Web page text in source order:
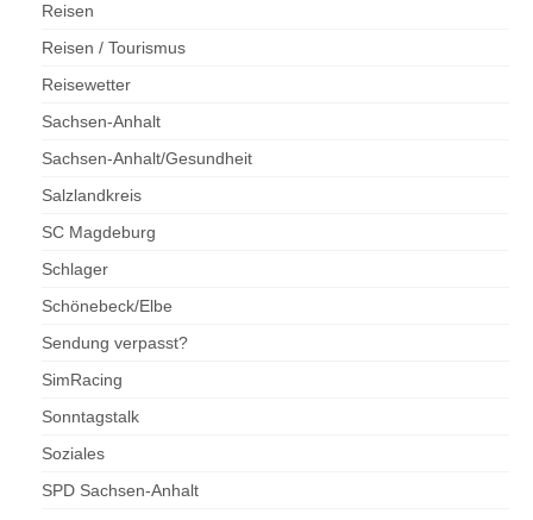
Reisen
Reisen / Tourismus
Reisewetter
Sachsen-Anhalt
Sachsen-Anhalt/Gesundheit
Salzlandkreis
SC Magdeburg
Schlager
Schönebeck/Elbe
Sendung verpasst?
SimRacing
Sonntagstalk
Soziales
SPD Sachsen-Anhalt